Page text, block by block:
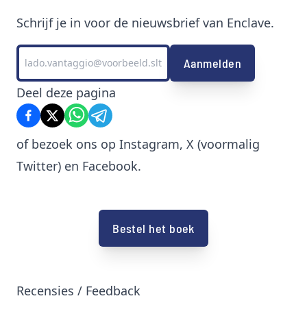
Schrijf je in voor de nieuwsbrief van Enclave.
Deel deze pagina
of bezoek ons op Instagram, X (voormalig
Twitter) en Facebook.
Bestel het boek
Recensies / Feedback